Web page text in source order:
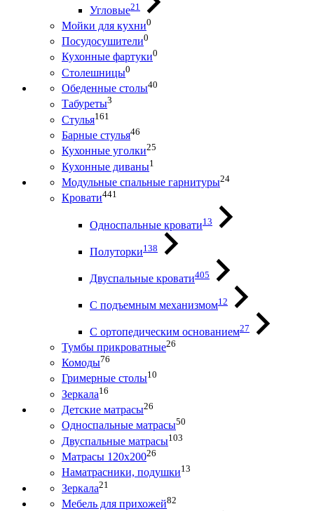
Угловые21
Мойки для кухни0
Посудосушители0
Кухонные фартуки0
Столешницы0
Обеденные столы40
Табуреты3
Стулья161
Барные стулья46
Кухонные уголки25
Кухонные диваны1
Модульные спальные гарнитуры24
Кровати441
Односпальные кровати13
Полуторки138
Двуспальные кровати405
С подъемным механизмом12
С ортопедическим основанием27
Тумбы прикроватные26
Комоды76
Гримерные столы10
Зеркала16
Детские матрасы26
Односпальные матрасы50
Двуспальные матрасы103
Матрасы 120х20026
Наматрасники, подушки13
Зеркала21
Мебель для прихожей82